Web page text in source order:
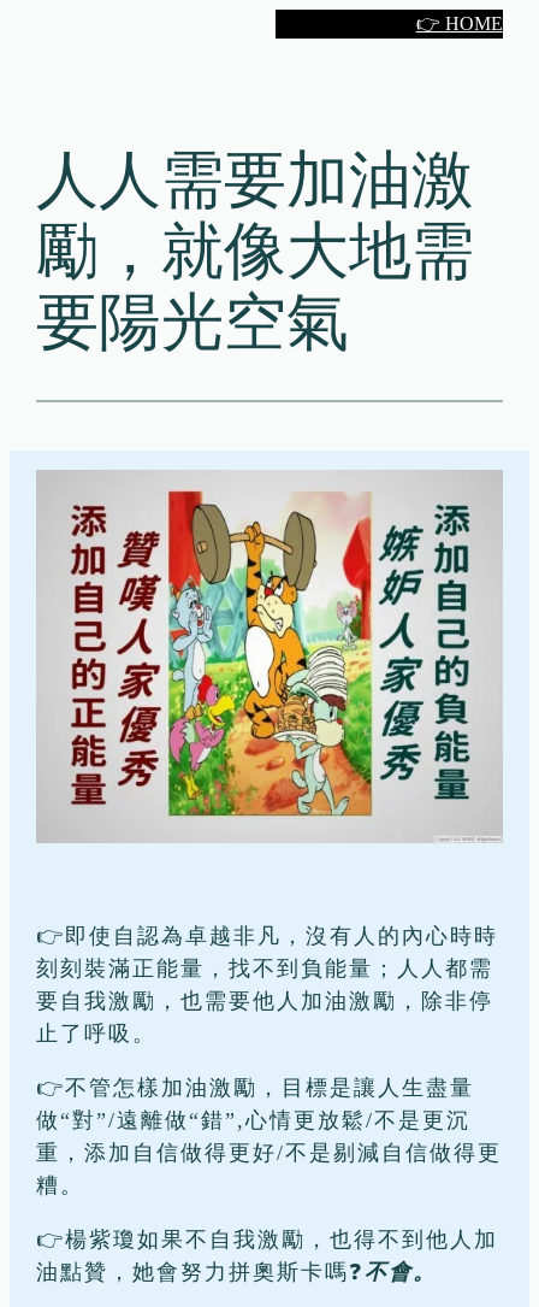
👉 HOME
人人需要加油激
勵，就像大地需
要陽光空氣
👉即使自認為卓越非凡，沒有人的內心時時
刻刻裝滿正能量，找不到負能量；人人都需
要自我激勵，也需要他人加油激勵，除非停
止了呼吸。
👉不管怎樣加油激勵，目標是讓人生盡量
做“對”/遠離做“錯”,心情更放鬆/不是更沉
重，添加自信做得更好/不是剔減自信做得更
糟。
👉楊紫瓊如果不自我激勵，也得不到他人加
油點贊，她會努力拼奧斯卡嗎❓ 不會。